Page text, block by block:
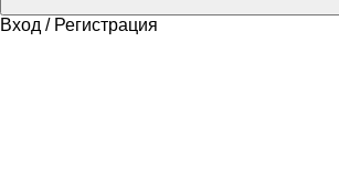
Вход / Регистрация